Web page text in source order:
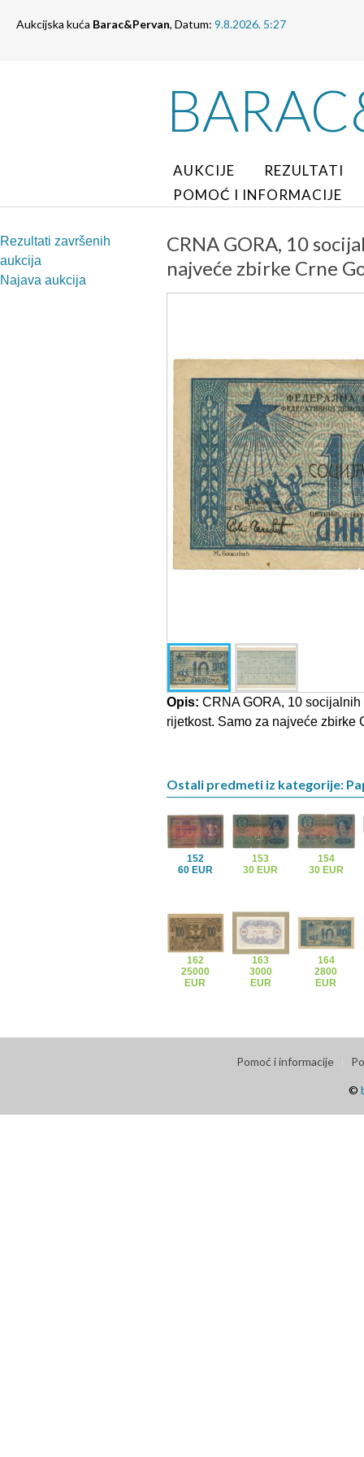
Aukcijska kuća Barac&Pervan, Datum: 9.8.2026. 5:27
AUKCIJE
REZULTATI
POMOĆ I INFORMACIJE
Rezultati završenih
aukcija
Najava aukcija
CRNA GORA, 10
najveće zbirke Crne
Opis: CRNA GORA, 10
rijetkost. Samo za najveće zbirke
Ostali predmeti iz kategorije:
152
60 EUR
153
30 EUR
154
30 EUR
162
25000
EUR
163
3000
EUR
164
2800
EUR
Pomoć i informacije
©